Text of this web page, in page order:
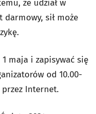
że udział w
darmowy, sił może
maja i zapisywać się
od 10.00-
przez Internet.